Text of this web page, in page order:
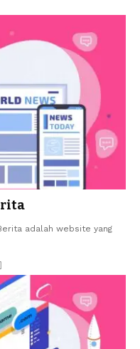
adalah website yang